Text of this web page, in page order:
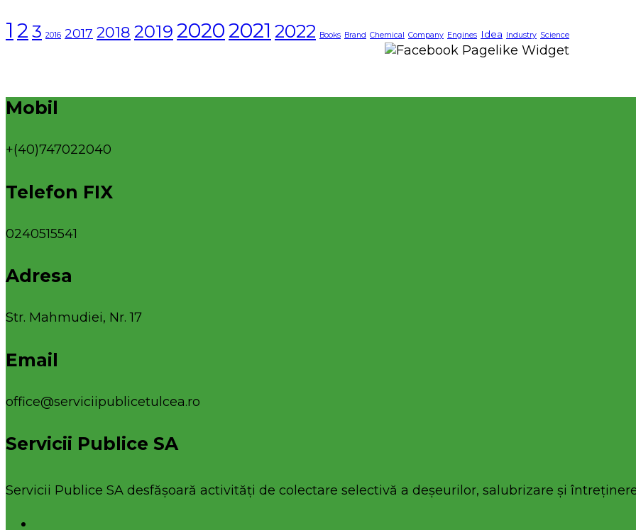
1 2 3 2016 2017 2018 2019 20202021 2022 Books Brand Chemical Company Engines Idea Industry Science
Mobil
+(40)747022040
Telefon FIX
0240515541
Adresa
Str. Mahmudiei, Nr. 17
Email
office@serviciipublicetulcea.ro
Servicii Publice SA
Servicii Publice SA desfășoară activități de colectare selectivă a deșeurilor, salubrizare și